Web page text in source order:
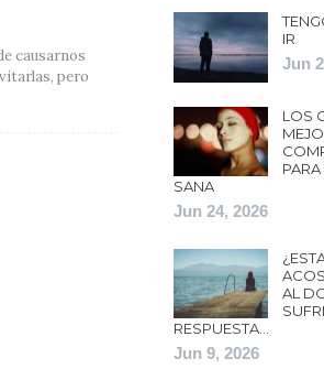
causarnos
pero
IR
Jun
LOS
PARA
SANA
Jun 24, 2026
AL
RESPUESTA…
Jun 9, 2026